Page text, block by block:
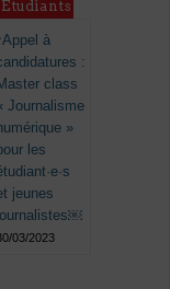
Étudiants
Appel à
:
class
Journalisme
»
les
jeunes
03/2023